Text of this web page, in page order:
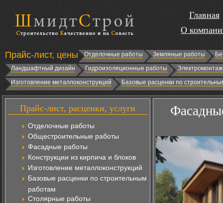
Главная
О
Прайс-лист, цены Отделочные работы Земляные работы
Ландшафтный дизайн
Гидроизоляционные работы
Изготовление металлоконструкций
Базовые расценки по
Прайс-лист, расценки, услуги
Отделочные работы
Общестроительные работы
Фасадные работы
Конструкции из кирпича и блоков
Изготовление металлоконструкций
Базовые расценки по строительным
работам
Столярные работы